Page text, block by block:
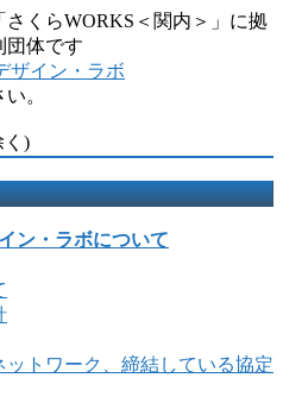
くらWORKS＜関内＞」に拠
団体です
ザイン・ラボ
。
く)
ン・ラボについて
ットワーク、締結している協定